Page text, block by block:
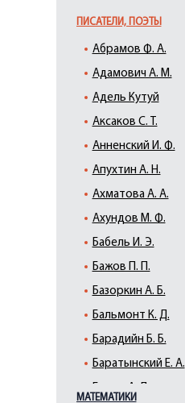
ПИСАТЕЛИ, ПОЭТЫ
Абрамов Ф. А.
Адамович А. М.
Адель Кутуй
Аксаков С. Т.
Анненский И. Ф.
Апухтин А. Н.
Ахматова А. А.
Ахундов М. Ф.
Бабель И. Э.
Бажов П. П.
Базоркин А. Б.
Бальмонт К. Д.
Барадийн Б. Б.
Баратынский Е. А.
МАТЕМАТИКИ